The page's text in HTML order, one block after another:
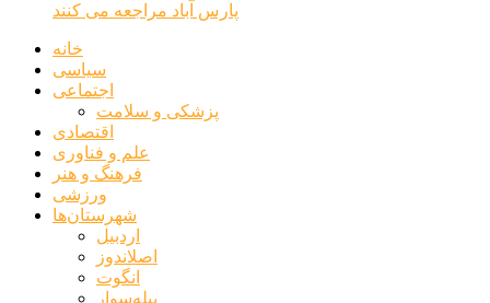
پارس آباد مراجعه می کنند
خانه
سیاسی
اجتماعی
پزشکی و سلامت
اقتصادی
علم و فناوری
فرهنگ و هنر
ورزشی
شهرستان‌ها
اردبیل
اصلاندوز
انگوت
بیله‌سوار